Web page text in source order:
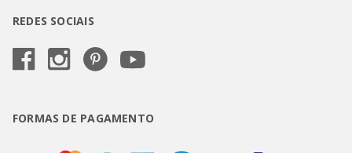
REDES SOCIAIS
FORMAS DE PAGAMENTO